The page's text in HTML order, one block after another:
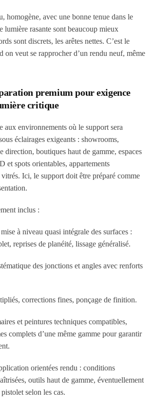
homogène, avec une bonne tenue dans le
lumière rasante sont beaucoup mieux
sont discrets, les arêtes nettes. C’est le
on veut se rapprocher d’un rendu neuf, même
premium pour exigence
critique
aux environnements où le support sera
éclairages exigeants : showrooms,
direction, boutiques haut de gamme, espaces
et spots orientables, appartements
Ici, le support doit être préparé comme
inclus :
à niveau quasi intégrale des surfaces :
reprises de planéité, lissage généralisé.
des jonctions et angles avec renforts
corrections fines, ponçage de finition.
et peintures techniques compatibles,
complets d’une même gamme pour garantir
orientées rendu : conditions
outils haut de gamme, éventuellement
selon les cas.